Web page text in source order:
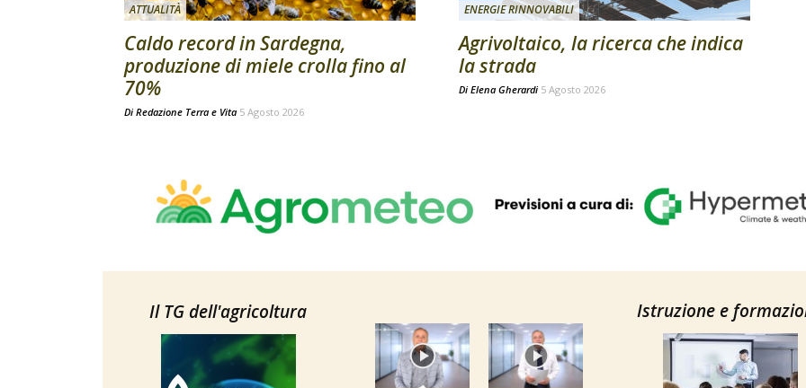
ATTUALITÀ
Caldo record in Sardegna,
produzione di miele crolla fino al
70%
Di Redazione Terra e Vita 5 Agosto 2026
ENERGIE RINNOVABILI
Agrivoltaico, la ricerca che indica
la strada
Di Elena Gherardi 5 Agosto 2026
Il TG dell'agricoltura Istruzione e